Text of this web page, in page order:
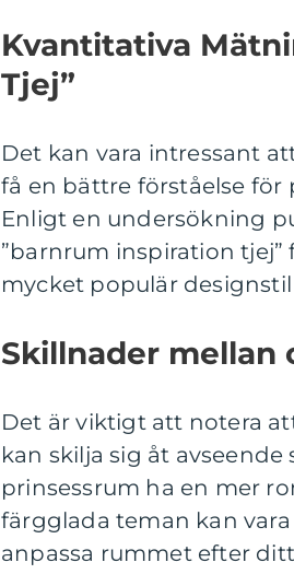
Kvantitativa
Tjej”
Det kan vara intressant
få en bättre förståelse för
Enligt en undersökning
”barnrum inspiration
mycket populär
Skillnader mellan
Det är viktigt att notera
kan skilja sig åt
prinsessrum ha en mer
färgglada teman kan
anpassa rummet efter